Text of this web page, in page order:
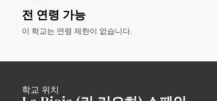
전 연령 가능
이 학교는 연령 제한이 없습니다.
학교 위치